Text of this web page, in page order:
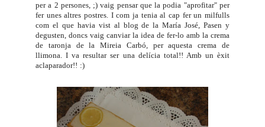
per a 2 persones, ;) vaig pensar que la podia "aprofitar" per
fer unes altres postres. I com ja tenia al cap fer un milfulls
com el que havia vist al blog de la María José,Pasen y
degusten , doncs vaig canviar la idea de fer-lo amb la crema
de taronja de la Mireia Carbó, per aquestacrema de
llimona . I va resultar ser una delícia total!! Amb un èxit
aclaparador!! :)